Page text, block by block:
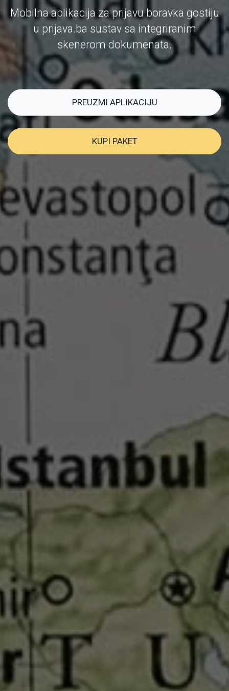
Mobilna aplikacija za prijavu boravka gostiju
u prijava.ba sustav sa integriranim
skenerom dokumenata.
PREUZMI APLIKACIJU
KUPI PAKET